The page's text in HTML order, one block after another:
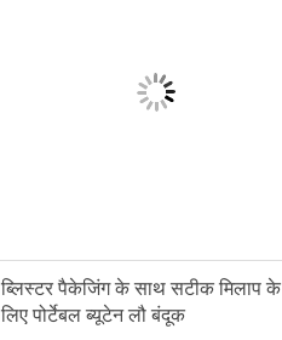
ब्लिस्टर पैकेजिंग के साथ सटीक मिलाप के
लिए पोर्टेबल ब्यूटेन लौ बंदूक